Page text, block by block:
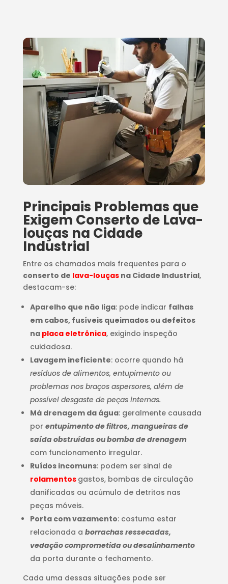
Principais Problemas que
Exigem Conserto de Lava-
louças na Cidade
Industrial
Entre os chamados mais frequentes para o
conserto de lava-louçasna Cidade Industrial,
destacam-se:
Aparelho que não liga: pode indicar falhas
em cabos, fusíveis queimados ou defeitos
na placa eletrônica, exigindo inspeção
cuidadosa.
Lavagem ineficiente: ocorre quando há
resíduos de alimentos, entupimento ou
problemas nos braços aspersores, além de
possível desgaste de peças internas.
Má drenagem da água: geralmente causada
por entupimento de filtros, mangueiras de
saída obstruídas ou bomba de drenagem
com funcionamento irregular.
Ruídos incomuns: podem ser sinal de
rolamentos gastos, bombas de circulação
danificadas ou acúmulo de detritos nas
peças móveis.
Porta com vazamento: costuma estar
relacionada a borrachas ressecadas,
vedação comprometida ou desalinhamento
da porta durante o fechamento.
Cada uma dessas situações pode ser